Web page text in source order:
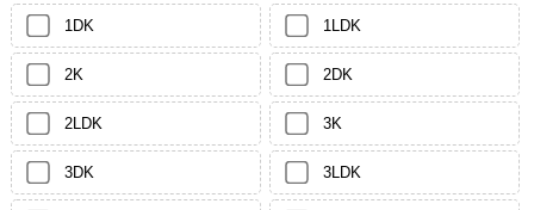
1DK 1LDK
2K 2DK
2LDK 3K
3DK 3LDK